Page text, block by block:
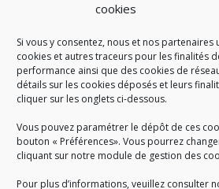
cookies
Si vous y consentez, nous et nos
cookies et autres traceurs pour les finalités
performance ainsi que des cookies de
détails sur les cookies déposés et leurs
cliquer sur les onglets ci-dessous.
Vous pouvez paramétrer le dépôt de ces
bouton « Préférences». Vous pourrez
cliquant sur notre module de gestion des
Pour plus d’informations, veuillez consulter
A SAVOIR
Créé en 1978, le Sigidurs est un
des missions de service public : la
territoire.